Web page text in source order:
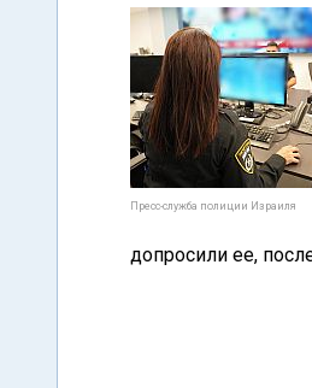
Пресс-служба полиции Израиля
допросили ее,